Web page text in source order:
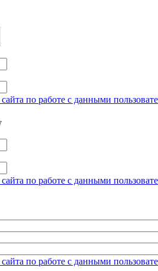
по работе с данными
по работе с данными
по работе с данными